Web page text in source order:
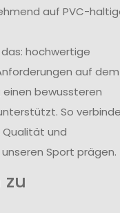
auf PVC-
hochwertige
auf dem
bewussteren
So
und
unseren Sport prägen.
zu